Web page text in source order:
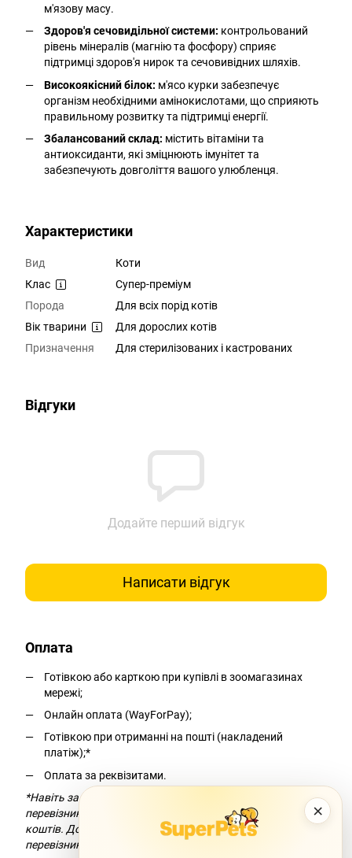
×
м'язову масу.
Здоров'я сечовидільної системи: контрольований
рівень мінералів (магнію та фосфору) сприяє
підтримці здоров'я нирок та сечовивідних шляхів.
Високоякісний білок: м'ясо курки забезпечує
організм необхідними амінокислотами, що сприяють
правильному розвитку та підтримці енергії.
Збалансований склад: містить вітаміни та
антиоксиданти, які зміцнюють імунітет та
забезпечують довголіття вашого улюбленця.
Характеристики
Вид
Коти
Клас
Супер-преміум
Порода
Для всіх порід котів
Вік тварини
Для дорослих котів
Призначення
Для стерилізованих і кастрованих
Відгуки
Додайте перший відгук
Написати відгук
Оплата
Готівкою або карткою при купівлі в зоомагазинах
мережі;
Онлайн оплата (WayForPay);
Готівкою при отриманні на пошті (накладений
платіж);*
Оплата за реквізитами.
*Навіть за умови безкоштовної доставки компанія-
перевізник додасть комісію за переказ
коштів. Докладніше можна дізнатися на сайті компанії-
перевізника.